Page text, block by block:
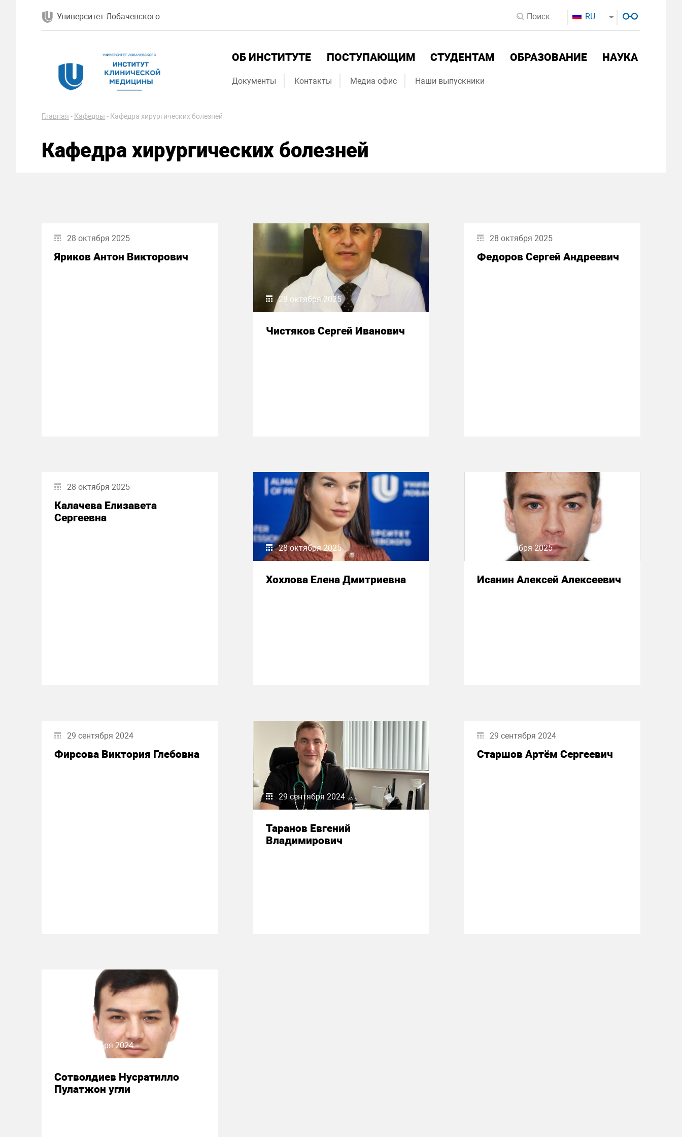
Университет Лобачевского RU
ОБ ИНСТИТУТЕ ПОСТУПАЮЩИМ СТУДЕНТАМ ОБРАЗОВАНИЕ НАУКА
Документы Контакты Медиа-офис Наши выпускники
Главная - Кафедры - Кафедра хирургических болезней
Кафедра хирургических болезней
28 октября 2025
Яриков Антон Викторович
28 октября 2025
Чистяков Сергей Иванович
28 октября 2025
Федоров Сергей Андреевич
28 октября 2025
Калачева Елизавета
Сергеевна
28 октября 2025
Хохлова Елена Дмитриевна
16 октября 2025
Исанин Алексей Алексеевич
29 сентября 2024
Фирсова Виктория Глебовна
29 сентября 2024
Таранов Евгений
Владимирович
29 сентября 2024
Старшов Артём Сергеевич
29 сентября 2024
Сотволдиев Нусратилло
Пулатжон угли